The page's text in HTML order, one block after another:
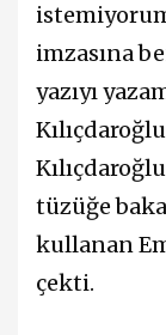
imzasına
yazıyı
tüzüğe
kullanan
çekti.